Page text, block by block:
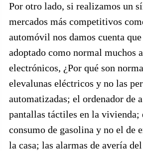
Por otro lado, si realizamos un
mercados más competitivos
automóvil nos damos cuenta que
adoptado como normal muchos
electrónicos, ¿Por qué son
elevalunas eléctricos y no las
automatizadas; el ordenador de
pantallas táctiles en la vivienda;
consumo de gasolina y no el de
la casa; las alarmas de avería